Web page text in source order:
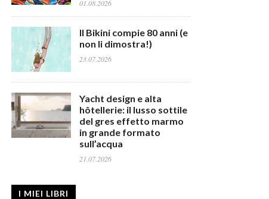
01.08.2026
Il Bikini compie 80 anni (e
non li dimostra!)
23.07.2026
Yacht design e alta
hôtellerie: il lusso sottile
del gres effetto marmo
in grande formato
sull’acqua
21.07.2026
I MIEI LIBRI